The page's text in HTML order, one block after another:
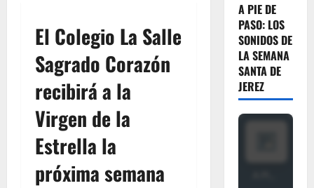
El Colegio La Salle
Sagrado Corazón
recibirá a la
Virgen de la
Estrella la
próxima semana
A PIE DE
PASO: LOS
SONIDOS DE
LA SEMANA
SANTA DE
JEREZ